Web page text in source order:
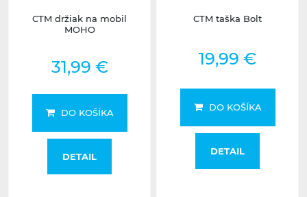
CTM držiak na mobil
MOHO
31,99 €
DO KOŠÍKA
DETAIL
CTM taška Bolt
19,99 €
DO KOŠÍKA
DETAIL